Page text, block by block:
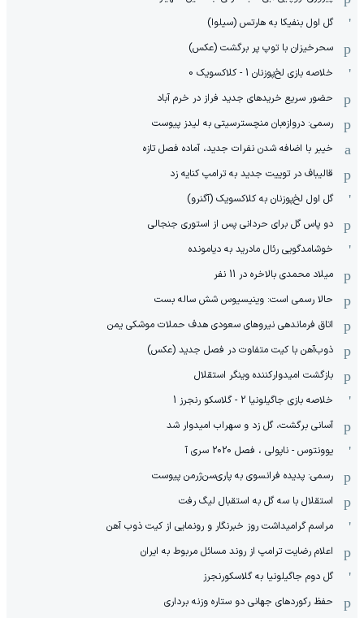
گل اول بنفیکا به هارتس (سیلوا)
سحرخیزان با توپ پر برگشت (عکس)
خلاصه بازی لخ‌پوزنان 1 - کلاکسویک 0
حضور سریع خریدهای جدید فراز در خرم آباد
رسمی: دروازه‌بان منچسترسیتی به لیدز پیوست
خیبر با اضافه شدن نفرات جدید، آماده فصل تازه
قالیباف در توییت جدید به ترامپ کنایه زد
گل اول لخ‌پوزنان به کلاکسویک (آگنرو)
دو پاس گل برای حردانی پس از استوری جنجالی
خوشامدگویی رئال مادرید به دیامونده
میلاد محمدی بالاخره در 11 نفر
حالا رسمی است: وینیسیوس شش ساله بست
اتاق فرماندهی نیروهای سعودی هدف حملات موشکی یمن
ذوب‌آهن با کیت متفاوت در فصل جدید (عکس)
بازگشت امیدوارکننده وینگر استقلال
خلاصه بازی جاگیلونیا 2 - گلاسکو رنجرز 1
آسانی برگشت، گل زد و سهراب امیدوار شد
یوونتوس - ناپولی ، فصل 2020 سری آ
رسمی: پدیده فرانسوی به پاری‌سن‌ژرمن پیوست
استقلال با سه گل به استقبال لیگ رفت
مراسم گرامیداشت روز خبرنگار و رونمایی از کیت ذوب آهن
اعلام رضایت ترامپ از روند مسائل مربوط به ایران
گل دوم جاگیلونیا به گلاسکورنجرز
حفظ رکوردهای جهانی دو ستاره وزنه برداری